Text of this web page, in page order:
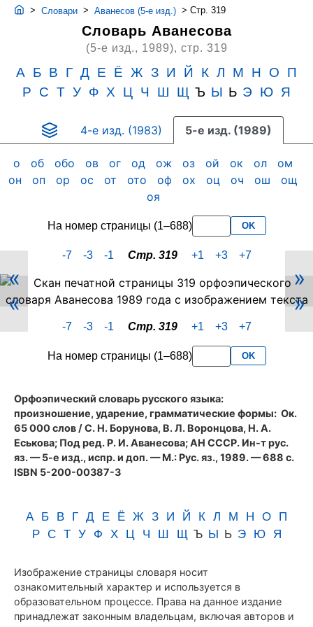
> Словари > Аванесов (5-е изд.) > Стр. 319
Словарь Аванесова
(5-е изд., 1989), стр. 319
А Б В Г Д Е Ё Ж З И Й К Л М Н О
П
Р
С Т У Ф Х Ц Ч Ш Щ Ъ Ы Ь Э Ю Я
4-е изд. (1983) 5-е изд. (1989)
о об обо ов ог од ож оз ой ок ол
ом
он
оп ор ос от ото оф ох оц оч ош
ощ
оя
На номер страницы (1–688) OK
-7 -3 -1 Стр. 319 +1 +3 +7
Скан
PDF-
страницы
319
Аванесова
«
»
«
»
-7 -3 -1 Стр. 319 +1 +3 +7
На номер страницы (1–688) OK
Орфоэпический словарь русского языка:
произношение, ударение, грамматические формы: Ок.
65 000 слов / С. Н. Борунова, В. Л. Воронцова, Н. А.
Еськова; Под ред. Р. И. Аванесова; АН СССР. Ин-т рус.
яз. — 5-е изд., испр. и доп. — М.: Рус. яз., 1989. — 688 с.
ISBN 5-200-00387-3
А Б В Г Д Е Ё Ж З И Й К Л М Н О П
Р С Т У Ф Х Ц Ч Ш Щ Ъ Ы Ь Э Ю Я
Изображение страницы словаря носит
ознакомительный характер и используется в
образовательном процессе. Права на данное издание
принадлежат законным владельцам, включая авторов и